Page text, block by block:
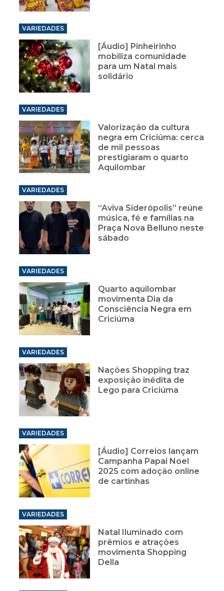
VARIEDADES
[Áudio] Pinheirinho
mobiliza comunidade
para um Natal mais
solidário
VARIEDADES
Valorização da cultura
negra em Criciúma: cerca
de mil pessoas
prestigiaram o quarto
Aquilombar
VARIEDADES
“Aviva Siderópolis” reúne
música, fé e famílias na
Praça Nova Belluno neste
sábado
VARIEDADES
Quarto aquilombar
movimenta Dia da
Consciência Negra em
Criciúma
VARIEDADES
Nações Shopping traz
exposição inédita de
Lego para Criciúma
VARIEDADES
[Áudio] Correios lançam
Campanha Papai Noel
2025 com adoção online
de cartinhas
VARIEDADES
Natal Iluminado com
prêmios e atrações
movimenta Shopping
Della